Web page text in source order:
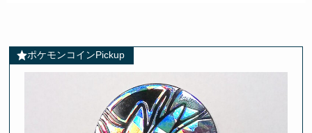
ポケモンコインPickup